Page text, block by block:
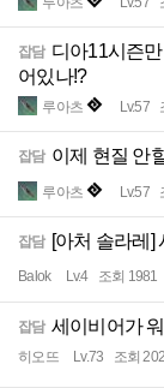
잡담 디아11시즌
어있나!?
루아츠 Lv.57
잡담 이제 현질 안
루아츠 Lv.57
잡담 [아처 솔라레]
Balok Lv.4 조회 1981
잡담 세이비어가
히오뜨 Lv.73 조회